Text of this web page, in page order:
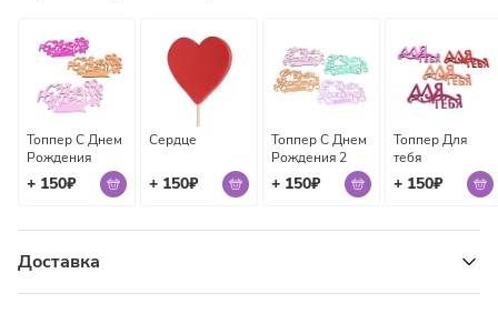
Топпер С Днем
Рождения
+ 150₽
Сердце
+ 150₽
Топпер С Днем
Рождения 2
+ 150₽
Топпер Для
тебя
+ 150₽
Доставка